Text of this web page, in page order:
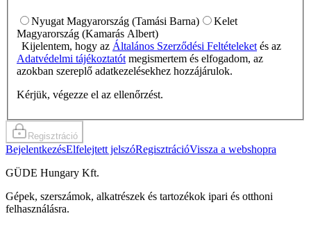
Nyugat Magyarország (Tamási Barna)
Kelet
Magyarország (Kamarás Albert)
Kijelentem, hogy az Általános Szerződési Feltételeket és az
Adatvédelmi tájékoztatót megismertem és elfogadom, az
azokban szereplő adatkezelésekhez hozzájárulok.
Kérjük, végezze el az ellenőrzést.
Regisztráció
BejelentkezésElfelejtett jelszóRegisztrációVissza a webshopra
GÜDE Hungary Kft.
Gépek, szerszámok, alkatrészek és tartozékok ipari és otthoni
felhasználásra.